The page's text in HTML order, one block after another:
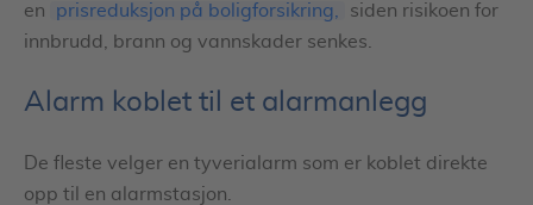
en prisreduksjon på boligforsikring,
siden risikoen for
innbrudd, brann og vannskader senkes.
Alarm koblet til et alarmanlegg
De fleste velger en tyverialarm som er koblet direkte
opp til en alarmstasjon.